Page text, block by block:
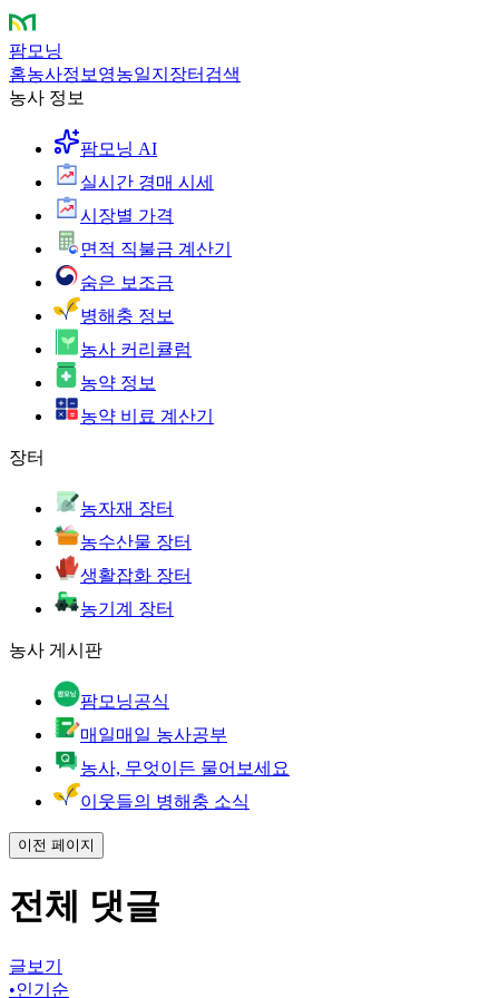
팜모닝
홈농사정보 영농일지 장터 검색
농사 정보
팜모닝 AI
실시간 경매 시세
시장별 가격
면적 직불금 계산기
숨은 보조금
병해충 정보
농사 커리큘럼
농약 정보
농약 비료 계산기
장터
농자재 장터
농수산물 장터
생활잡화 장터
농기계 장터
농사 게시판
팜모닝공식
매일매일 농사공부
농사, 무엇이든 물어보세요
이웃들의 병해충 소식
이전 페이지
전체 댓글
글보기
•인기순